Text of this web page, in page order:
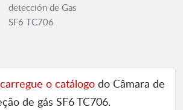
detección de Gas
SF6 TC706
o catálogo do Câmara de
de gás SF6 TC706.